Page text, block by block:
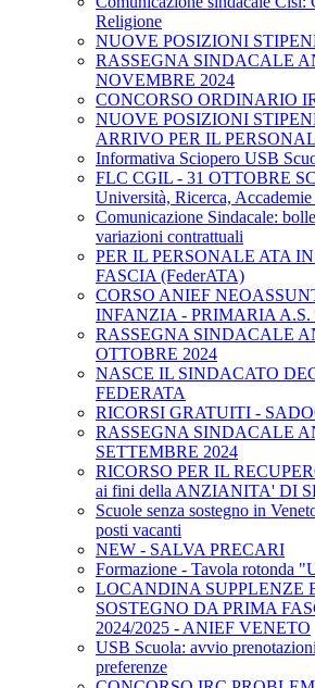
Religione
NUOVE POSIZIONI
RASSEGNA SINDACALE
NOVEMBRE 2024
CONCORSO ORDINARIO
NUOVE POSIZIONI
ARRIVO PER IL
Informativa Sciopero USB
FLC CGIL - 31 OTTOBRE
Università, Ricerca,
Comunicazione Sindacale:
variazioni contrattuali
PER IL PERSONALE ATA
FASCIA (FederATA)
CORSO ANIEF
INFANZIA - PRIMARIA A.S.
RASSEGNA SINDACALE
OTTOBRE 2024
NASCE IL SINDACATO
FEDERATA
RICORSI GRATUITI -
RASSEGNA SINDACALE
SETTEMBRE 2024
RICORSO PER IL
ai fini della ANZIANITA' DI
Scuole senza sostegno in
posti vacanti
NEW - SALVA PRECARI
Formazione - Tavola rotonda
LOCANDINA SUPPLENZE
SOSTEGNO DA PRIMA
2024/2025 - ANIEF VENETO
USB Scuola: avvio
preferenze